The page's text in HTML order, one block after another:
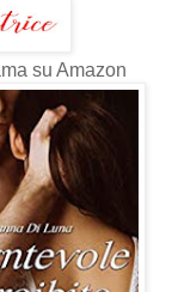
su Amazon